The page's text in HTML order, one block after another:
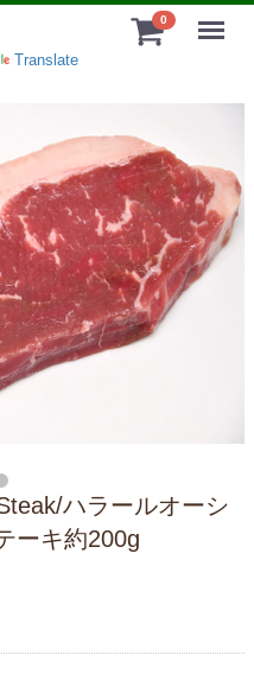
Translate
0
ハラールオーシ
ーキ約200g